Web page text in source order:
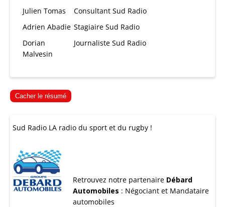
Julien Tomas
Consultant Sud Radio
Adrien Abadie Stagiaire Sud Radio
Dorian
Malvesin
Journaliste Sud Radio
Cacher le résumé
Sud Radio LA radio du sport et du rugby !
Retrouvez notre partenaire Débard
Automobiles : Négociant et Mandataire
automobiles